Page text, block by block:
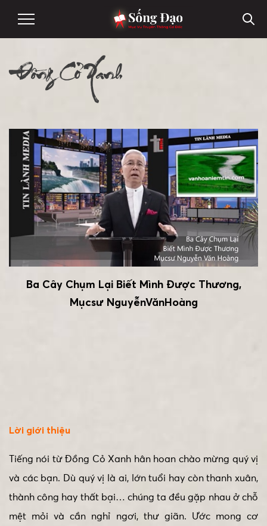
Đồng Cỏ Xanh
Ba Cây Chụm Lại Biết Mình Được Thương,
Mụcsư NguyễnVănHoàng
Lời giới thiệu
Tiếng nói từ Đồng Cỏ Xanh hân hoan chào mừng quý vị
và các bạn. Dù quý vị là ai, lớn tuổi hay còn thanh xuân,
thành công hay thất bại… chúng ta đều gặp nhau ở chỗ
mệt mỏi và cần nghỉ ngơi, thư giãn. Ước mong cơ